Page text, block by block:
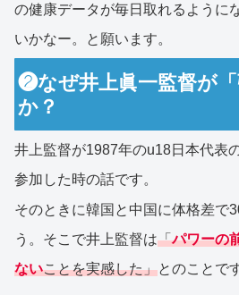
の健康データが毎日取れるように
いかなー。と願います。
❷なぜ井上眞一監督が
か？
井上監督が1987年のu18日本代表
参加した時の話です。
そのときに韓国と中国に体格差で
う。そこで井上監督は「パワーの
ないことを実感した」とのことで